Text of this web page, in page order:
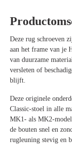
Deze rug schroeven
aan het frame van je
van duurzame
versleten of
blijft.
Deze originele
Classic-stoel in alle
MK1- als MK2-
de bouten snel en
rugleuning stevig en